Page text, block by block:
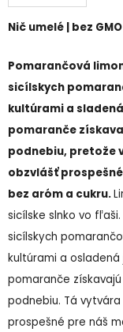
Nič umelé | bez GMO
Pomarančová
sicílskych
kultúrami a
pomaranče
podnebiu, pretože
obzvlášť
bez aróm a cukru.
sicílske slnko vo
sicílskych
kultúrami a osladená
pomaranče
podnebiu. Tá
prospešné pre náš